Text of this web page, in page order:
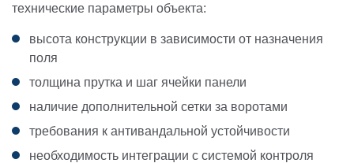
технические параметры объекта:
высота конструкции в зависимости от назначения
поля
толщина прутка и шаг ячейки панели
наличие дополнительной сетки за воротами
требования к антивандальной устойчивости
необходимость интеграции с системой контроля